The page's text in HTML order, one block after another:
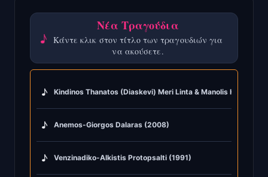
♪
Νέα Τραγούδια
Κάντε κλικ στον τίτλο των τραγουδιών για
να ακούσετε.
♪ Kindinos Thanatos (Diaskevi) Meri Linta & Manolis Hiotis
♪ Anemos-Giorgos Dalaras (2008)
♪ Venzinadiko-Alkistis Protopsalti (1991)